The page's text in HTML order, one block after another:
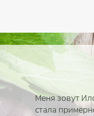
Меня зовут
стала